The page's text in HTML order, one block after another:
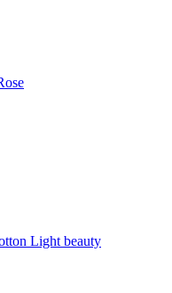
Light beauty